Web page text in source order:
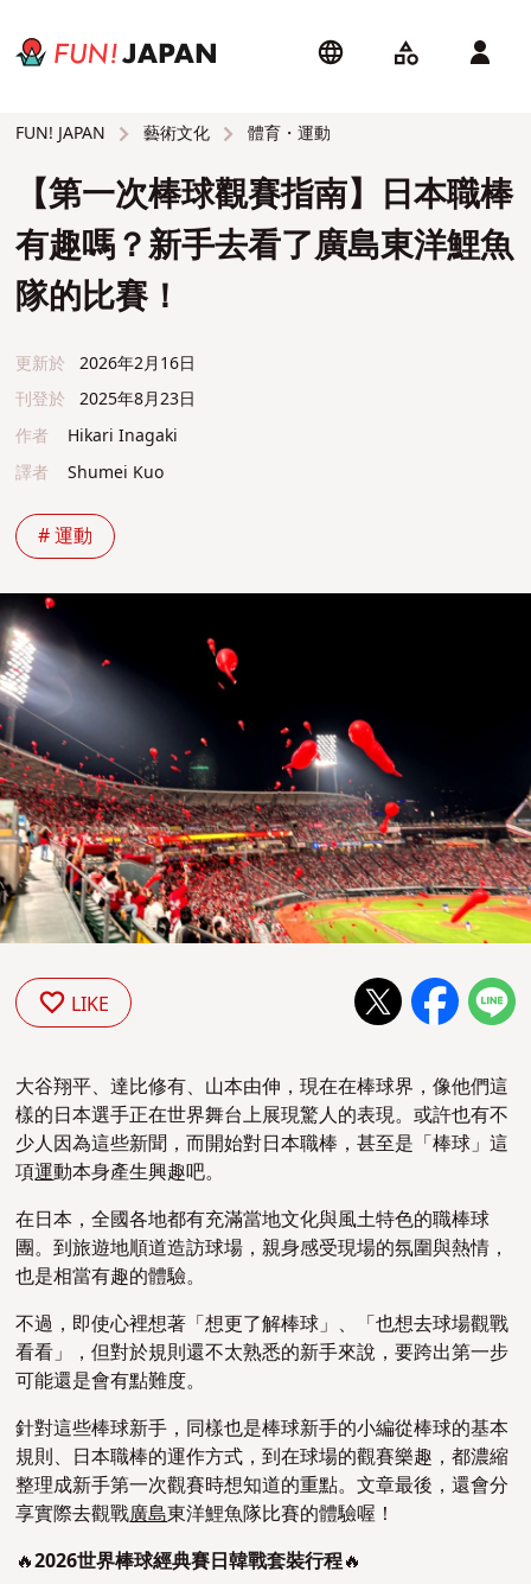
FUN! JAPAN 藝術文化 體育・運動
【第一次棒球觀賽指南】日本職棒
有趣嗎？新手去看了廣島東洋鯉魚
隊的比賽！
更新於
2026年2月16日
刊登於
2025年8月23日
作者
Hikari Inagaki
譯者
Shumei Kuo
# 運動
LIKE
大谷翔平、達比修有、山本由伸，現在在棒球界，像他們這
樣的日本選手正在世界舞台上展現驚人的表現。或許也有不
少人因為這些新聞，而開始對日本職棒，甚至是「棒球」這
項運動本身產生興趣吧。
在日本，全國各地都有充滿當地文化與風土特色的職棒球
團。到旅遊地順道造訪球場，親身感受現場的氛圍與熱情，
也是相當有趣的體驗。
不過，即使心裡想著「想更了解棒球」、「也想去球場觀戰
看看」，但對於規則還不太熟悉的新手來說，要跨出第一步
可能還是會有點難度。
針對這些棒球新手，同樣也是棒球新手的小編從棒球的基本
規則、日本職棒的運作方式，到在球場的觀賽樂趣，都濃縮
整理成新手第一次觀賽時想知道的重點。文章最後，還會分
享實際去觀戰廣島東洋鯉魚隊比賽的體驗喔！
🔥2026世界棒球經典賽日韓戰套裝行程🔥